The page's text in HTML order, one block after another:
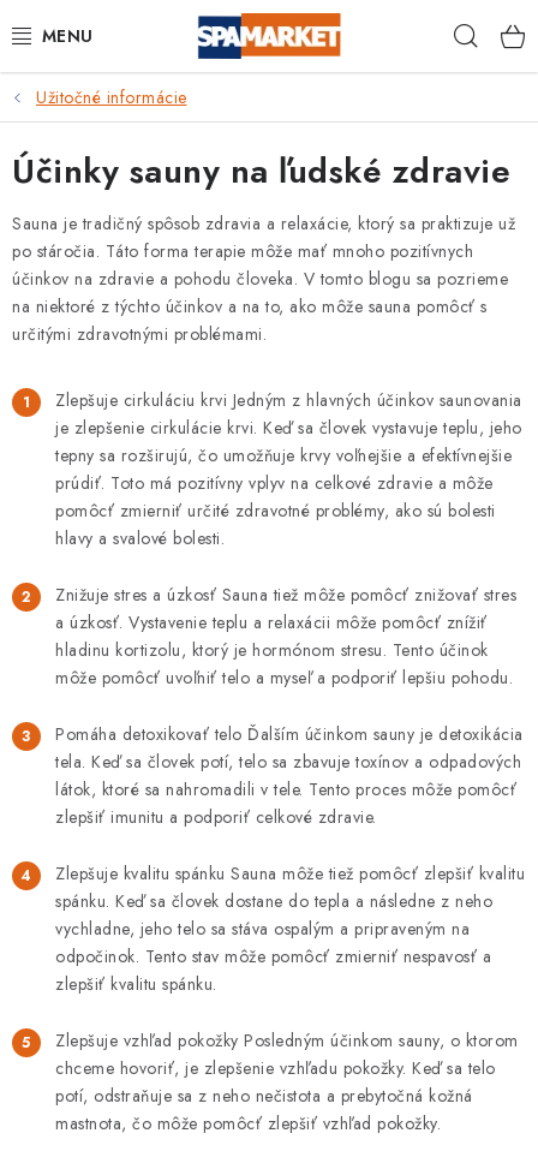
na
DOMÁCNOSŤ
VEREJNÉ PRIESTORY
BAZÉNY A VÍRIVKY
DEZINFEKČNÉ SADY
OCHRANNÉ PROSTRIEDKY
BAZÉNOVÁ CHEMIE
DEZINFEKCIA POVRCHU
ČISTIACE PROSTRIEDKY
UPRATOVACIE POMÔCKY
EKO PRODUKTY
TELEFONICKÉ OBJEDNÁVKY
Ako nakupovať
Obchodné podmienky
Reklamačný poriadok
Podmienky ochrany osobných údajov
Spôsob dopravy a platby
Užitočné informácie
Účinky sauny na ľudské zdravie
Sauna je tradičný spôsob zdravia a relaxácie, ktorý sa praktizuje už
po stáročia. Táto forma terapie môže mať mnoho pozitívnych
účinkov na zdravie a pohodu človeka. V tomto blogu sa pozrieme
na niektoré z týchto účinkov a na to, ako môže sauna pomôcť s
určitými zdravotnými problémami.
Zlepšuje cirkuláciu krvi Jedným z hlavných účinkov saunovania
je zlepšenie cirkulácie krvi. Keď sa človek vystavuje teplu, jeho
tepny sa rozširujú, čo umožňuje krvy voľnejšie a efektívnejšie
prúdiť. Toto má pozitívny vplyv na celkové zdravie a môže
pomôcť zmierniť určité zdravotné problémy, ako sú bolesti
hlavy a svalové bolesti.
Znižuje stres a úzkosť Sauna tiež môže pomôcť znižovať stres
a úzkosť. Vystavenie teplu a relaxácii môže pomôcť znížiť
hladinu kortizolu, ktorý je hormónom stresu. Tento účinok
môže pomôcť uvoľniť telo a myseľ a podporiť lepšiu pohodu.
Pomáha detoxikovať telo Ďalším účinkom sauny je detoxikácia
tela. Keď sa človek potí, telo sa zbavuje toxínov a odpadových
látok, ktoré sa nahromadili v tele. Tento proces môže pomôcť
zlepšiť imunitu a podporiť celkové zdravie.
Zlepšuje kvalitu spánku Sauna môže tiež pomôcť zlepšiť kvalitu
spánku. Keď sa človek dostane do tepla a následne z neho
vychladne, jeho telo sa stáva ospalým a pripraveným na
odpočinok. Tento stav môže pomôcť zmierniť nespavosť a
zlepšiť kvalitu spánku.
Zlepšuje vzhľad pokožky Posledným účinkom sauny, o ktorom
chceme hovoriť, je zlepšenie vzhľadu pokožky. Keď sa telo
potí, odstraňuje sa z neho nečistota a prebytočná kožná
mastnota, čo môže pomôcť zlepšiť vzhľad pokožky.